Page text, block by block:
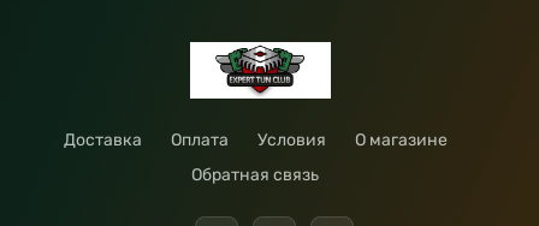
Доставка Оплата Условия
О магазине
Обратная связь